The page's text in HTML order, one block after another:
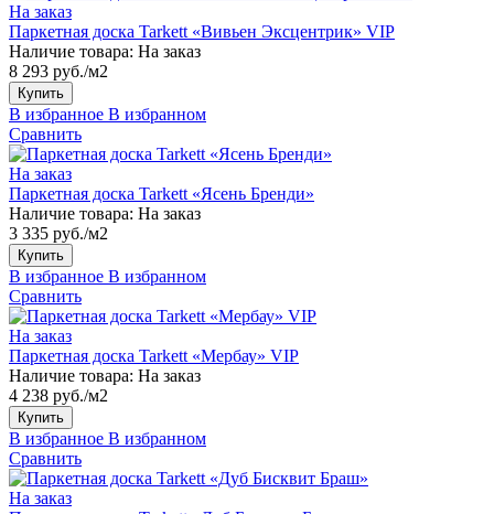
На заказ
Паркетная доска Tarkett «Вивьен Эксцентрик» VIP
Наличие товара: На заказ
8 293 руб./м2
Купить
В избранное В избранном
Сравнить
На заказ
Паркетная доска Tarkett «Ясень Бренди»
Наличие товара: На заказ
3 335 руб./м2
Купить
В избранное В избранном
Сравнить
На заказ
Паркетная доска Tarkett «Мербау» VIP
Наличие товара: На заказ
4 238 руб./м2
Купить
В избранное В избранном
Сравнить
На заказ